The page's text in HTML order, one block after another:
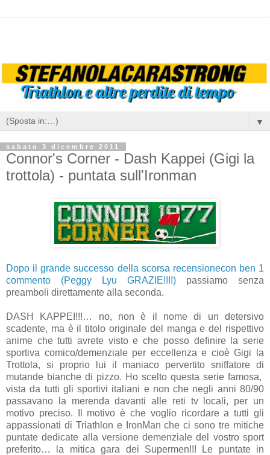
▼
sabato 3 dicembre 2011
Connor's Corner - Dash Kappei (Gigi la
trottola) - puntata sull'Ironman
Dopo il grande successo della scorsa recensionecon ben 1
commento (Peggy Lyu GRAZIE!!!!) passiamo senza
preamboli direttamente alla seconda.
DASH KAPPEI!!!… no, non è il nome di un detersivo
scadente, ma è il titolo originale del manga e del rispettivo
anime che tutti avrete visto e che posso definire la serie
sportiva comico/demenziale per eccellenza e cioè Gigi la
Trottola, si proprio lui il maniaco pervertito sniffatore di
mutande bianche di pizzo. Ho scelto questa serie famosa,
vista da tutti gli sportivi italiani e non che negli anni 80/90
passavano la merenda davanti alle reti tv locali, per un
motivo preciso. Il motivo è che voglio ricordare a tutti gli
appassionati di Triathlon e IronMan che ci sono tre mitiche
puntate dedicate alla versione demenziale del vostro sport
preferito… la mitica gara dei Supermen!!! Le puntate in